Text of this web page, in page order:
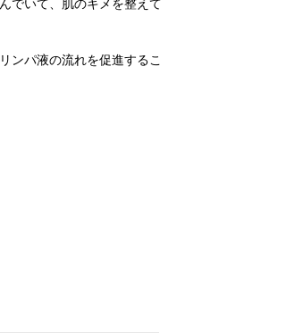
でいて、肌のキメを整えて
ンパ液の流れを促進するこ